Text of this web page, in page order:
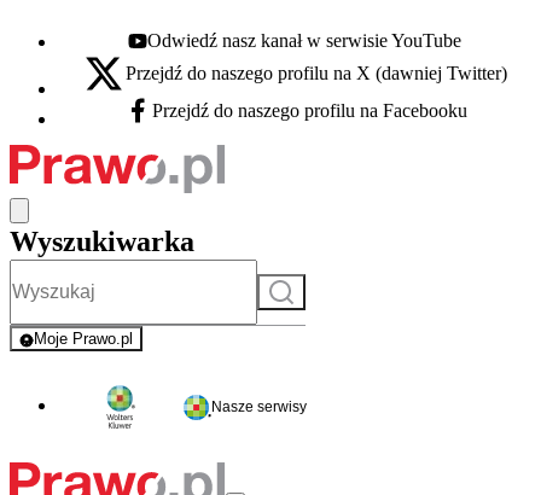
Youtube - otwiera się w nowej karcie
Odwiedź nasz kanał w serwisie YouTube
X - otwiera się w nowej karcie
Przejdź do naszego profilu na X (dawniej Twitter)
Facebook - otwiera się w nowej karcie
Przejdź do naszego profilu na Facebooku
Wyszukiwarka
Szukaj
Moje Prawo.pl
- rejestracja i logowanie do serwisu
Nasze serwisy